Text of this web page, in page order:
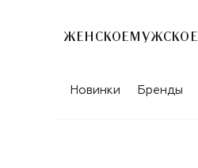
ЖЕНСКОЕ МУЖСКОЕ
Новинки Бренды